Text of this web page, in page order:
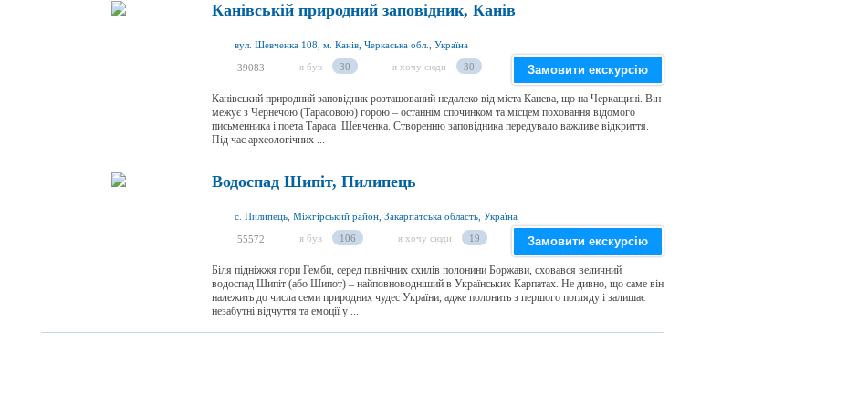
Канівській природний заповідник, Канів
вул. Шевченка 108, м. Канів, Черкаська обл., Україна
39083 я був 30 я хочу сюди 30 Замовити екскурсію
Канівський природний заповідник розташований недалеко від міста Канева, що на Черкащині. Він
межує з Чернечою (Тарасовою) горою – останнім спочинком та місцем поховання відомого
письменника і поета Тараса Шевченка. Створенню заповідника передувало важливе відкриття.
Під час археологічних ...
Водоспад Шипіт, Пилипець
с. Пилипець, Міжгірський район, Закарпатська область, Україна
55572 я був 106 я хочу сюди 19 Замовити екскурсію
Біля підніжжя гори Гемби, серед північних схилів полонини Боржави, сховався величний
водоспад Шипіт (або Шипот) – найповноводніший в Українських Карпатах. Не дивно, що саме він
належить до числа семи природних чудес України, адже полонить з першого погляду і залишає
незабутні відчуття та емоції у ...